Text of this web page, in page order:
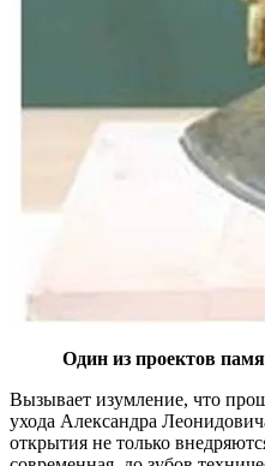
Один из проектов
Вызывает изумление, что
ухода Александра
открытия не только